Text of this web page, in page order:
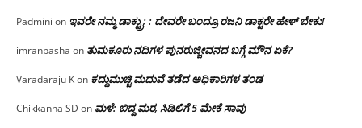
Padmini on ಇವರೇ ನಮ್ಮ ಡಾಕ್ಟ್ರು; : ದೇವರೇ ಬಂದ್ರೂ ರಜನಿ ಡಾಕ್ಟರೇ ಹೇಳ್ ಬೇಕು!
imranpasha on ತುಮಕೂರು ನದಿಗಳ ಪುನರುಜ್ಜೀವನದ ಬಗ್ಗೆ ಮೌನ ಏಕೆ?
Varadaraju Kon ಕದ್ದುಮುಚ್ಚಿ ಮದುವೆ ತಡೆದ ಅಧಿಕಾರಿಗಳ ತಂಡ
Chikkanna SD on ಮಳೆ: ಬಿದ್ದ ಮರ, ಸಿಡಿಲಿಗೆ 5 ಮೇಕೆ ಸಾವು